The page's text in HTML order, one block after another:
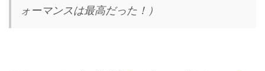
ォーマンスは最高だった！）